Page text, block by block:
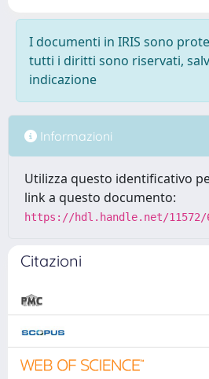
I documenti in IRIS sono
tutti i diritti sono riservati,
indicazione
Informazioni
Utilizza questo identificativo
link a questo documento:
https://hdl.handle.net/11572/
Citazioni